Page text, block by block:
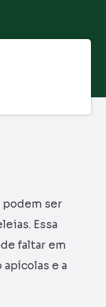
podem ser
Essa
faltar em
e a